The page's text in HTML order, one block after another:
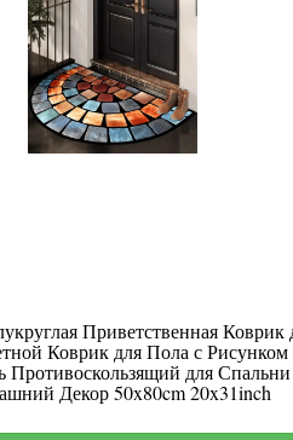
Приветственная Коврик
Коврик для Пола с Рисунком
Противоскользящий для Спальни
Декор 50x80cm 20x31inch